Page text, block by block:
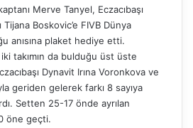
Merve Tanyel, Eczacıbaşı
Tijana Boskovic’e FIVB Dünya
anısına plaket hediye etti.
iki takımın da bulduğu üst üste
Dynavit Irına Voronkova ve
geriden gelerek farkı 8 sayıya
Setten 25-17 önde ayrılan
öne geçti.